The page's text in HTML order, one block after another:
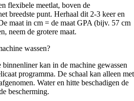
flexibele meetlat, boven de
breedste punt. Herhaal dit 2-3 keer en
maat in cm = de maat GPA (bijv. 57 cm
neem de grotere maat.
wassen?
kan in de machine gewassen
programma. De schaal kan alleen met
Water en hitte beschadigen de
bescherming.